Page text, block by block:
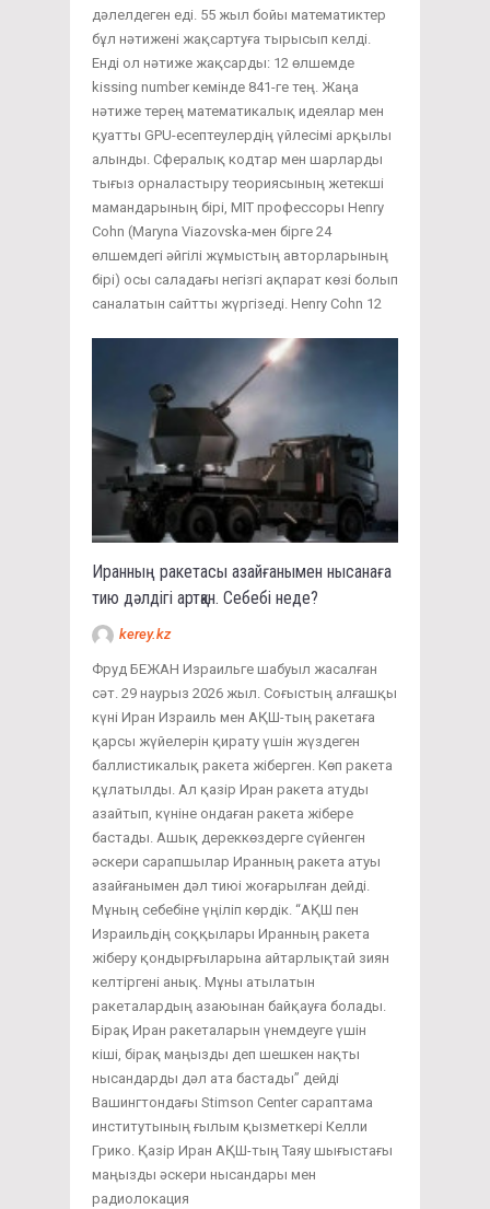
дәлелдеген еді. 55 жыл бойы математиктер
бұл нәтижені жақсартуға тырысып келді.
Енді ол нәтиже жақсарды: 12 өлшемде
kissing number кемінде 841-ге тең. Жаңа
нәтиже терең математикалық идеялар мен
қуатты GPU-есептеулердің үйлесімі арқылы
алынды. Сфералық кодтар мен шарларды
тығыз орналастыру теориясының жетекші
мамандарының бірі, MIT профессоры Henry
Cohn (Maryna Viazovska-мен бірге 24
өлшемдегі әйгілі жұмыстың авторларының
бірі) осы саладағы негізгі ақпарат көзі болып
саналатын сайтты жүргізеді. Henry Cohn 12
Иранның ракетасы азайғанымен нысанаға
тию дәлдігі артқан. Себебі неде?
kerey.kz
Фруд БЕЖАН Израильге шабуыл жасалған
сәт. 29 наурыз 2026 жыл. Соғыстың алғашқы
күні Иран Израиль мен АҚШ-тың ракетаға
қарсы жүйелерін қирату үшін жүздеген
баллистикалық ракета жіберген. Көп ракета
құлатылды. Ал қазір Иран ракета атуды
азайтып, күніне ондаған ракета жібере
бастады. Ашық дереккөздерге сүйенген
әскери сарапшылар Иранның ракета атуы
азайғанымен дәл тиюі жоғарылған дейді.
Мұның себебіне үңіліп көрдік. “АҚШ пен
Израильдің соққылары Иранның ракета
жіберу қондырғыларына айтарлықтай зиян
келтіргені анық. Мұны атылатын
ракеталардың азаюынан байқауға болады.
Бірақ Иран ракеталарын үнемдеуге үшін
кіші, бірақ маңызды деп шешкен нақты
нысандарды дәл ата бастады” дейді
Вашингтондағы Stimson Center сараптама
институтының ғылым қызметкері Келли
Грико. Қазір Иран АҚШ-тың Таяу шығыстағы
маңызды әскери нысандары мен
радиолокация